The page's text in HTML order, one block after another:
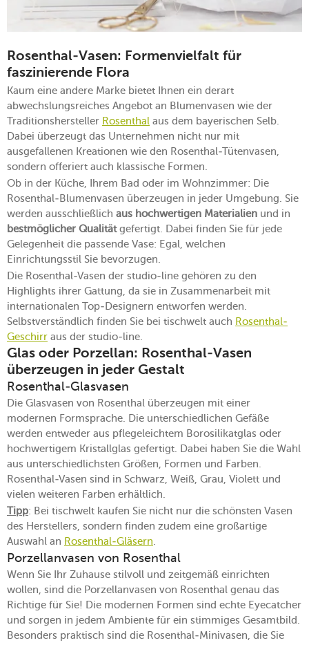
Rosenthal-Vasen: Formenvielfalt für
faszinierende Flora
Kaum eine andere Marke bietet Ihnen ein derart
abwechslungsreiches Angebot an Blumenvasen wie der
Traditionshersteller Rosenthal aus dem bayerischen Selb.
Dabei überzeugt das Unternehmen nicht nur mit
ausgefallenen Kreationen wie den Rosenthal-Tütenvasen,
sondern offeriert auch klassische Formen.
Ob in der Küche, Ihrem Bad oder im Wohnzimmer: Die
Rosenthal-Blumenvasen überzeugen in jeder Umgebung. Sie
werden ausschließlich aus hochwertigen Materialien und in
bestmöglicher Qualitätgefertigt. Dabei finden Sie für jede
Gelegenheit die passende Vase: Egal, welchen
Einrichtungsstil Sie bevorzugen.
Die Rosenthal-Vasen der studio-line gehören zu den
Highlights ihrer Gattung, da sie in Zusammenarbeit mit
internationalen Top-Designern entworfen werden.
Selbstverständlich finden Sie bei tischwelt auch Rosenthal-
Geschirr aus der studio-line.
Glas oder Porzellan: Rosenthal-Vasen
überzeugen in jeder Gestalt
Rosenthal-Glasvasen
Die Glasvasen von Rosenthal überzeugen mit einer
modernen Formsprache. Die unterschiedlichen Gefäße
werden entweder aus pflegeleichtem Borosilikatglas oder
hochwertigem Kristallglas gefertigt. Dabei haben Sie die Wahl
aus unterschiedlichsten Größen, Formen und Farben.
Rosenthal-Vasen sind in Schwarz, Weiß, Grau, Violett und
vielen weiteren Farben erhältlich.
Tipp: Bei tischwelt kaufen Sie nicht nur die schönsten Vasen
des Herstellers, sondern finden zudem eine großartige
Auswahl an Rosenthal-Gläsern
Porzellanvasen von Rosenthal
Wenn Sie Ihr Zuhause stilvoll und zeitgemäß einrichten
wollen, sind die Porzellanvasen von Rosenthal genau das
Richtige für Sie! Die modernen Formen sind echte Eyecatcher
und sorgen in jedem Ambiente für ein stimmiges Gesamtbild.
Besonders praktisch sind die Rosenthal-Minivasen, die Sie